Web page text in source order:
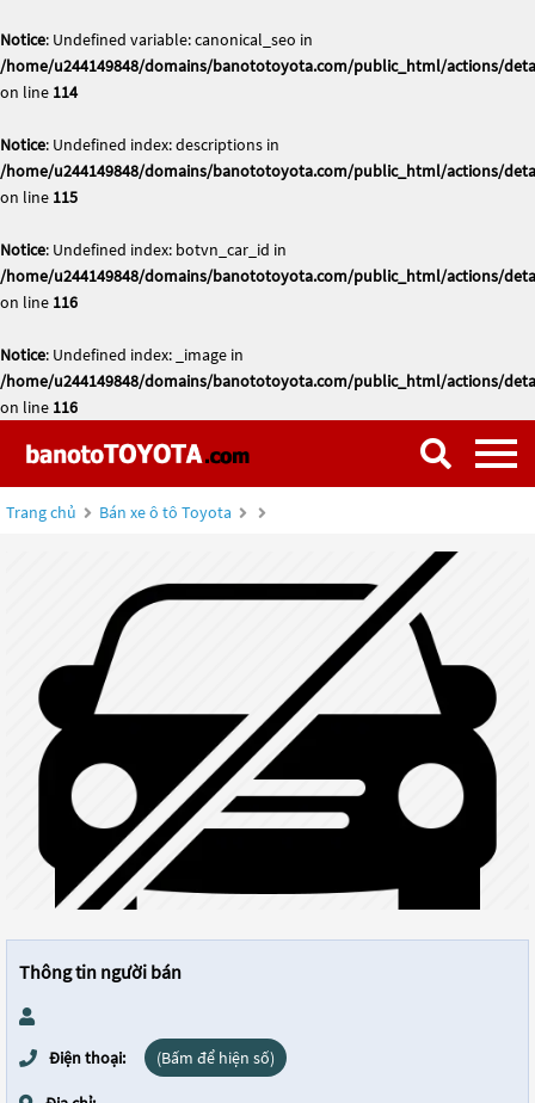
Notice: Undefined variable: canonical_seo in
/home/u244149848/domains/banototoyota.com/public_html/actions/
on line 114
Notice: Undefined index: descriptions in
/home/u244149848/domains/banototoyota.com/public_html/actions/
on line 115
Notice: Undefined index: botvn_car_id in
/home/u244149848/domains/banototoyota.com/public_html/actions/
on line 116
Notice: Undefined index: _image in
/home/u244149848/domains/banototoyota.com/public_html/actions/
on line 116
Trang chủ Bán xe ô tô Toyota
Thông tin người bán
Điện thoại: (Bấm để hiện số)